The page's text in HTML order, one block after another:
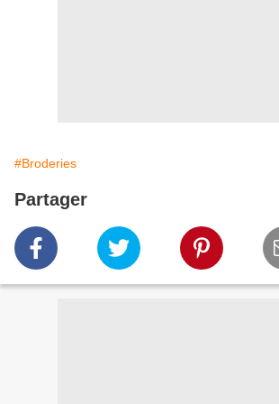
#Broderies
Partager